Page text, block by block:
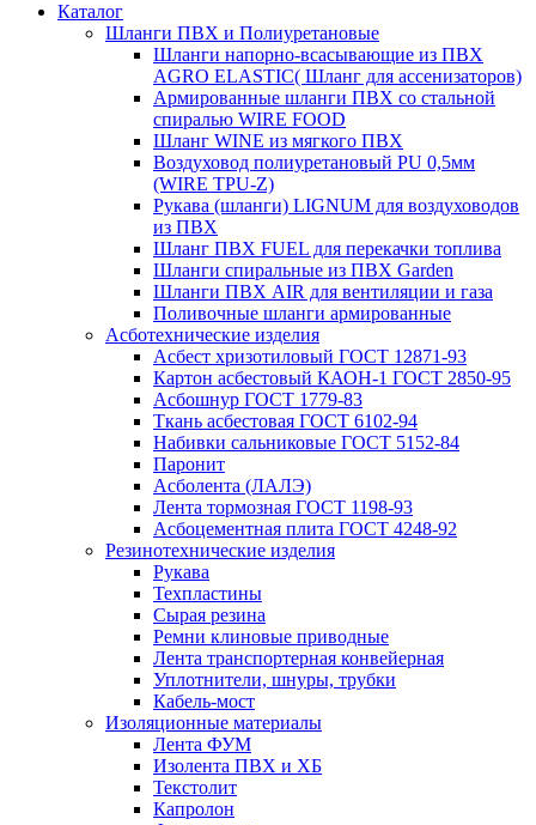
Каталог
Шланги ПВХ и Полиуретановые
Шланги напорно-всасывающие из ПВХ
AGRO ELASTIC( Шланг для ассенизаторов)
Армированные шланги ПВХ со стальной
спиралью WIRE FOOD
Шланг WINE из мягкого ПВХ
Воздуховод полиуретановый PU 0,5мм
(WIRE TPU-Z)
Рукава (шланги) LIGNUM для воздуховодов
из ПВХ
Шланг ПВХ FUEL для перекачки топлива
Шланги спиральные из ПВХ Garden
Шланги ПВХ AIR для вентиляции и газа
Поливочные шланги армированные
Асботехнические изделия
Асбест хризотиловый ГОСТ 12871-93
Картон aсбестовый КАОН-1 ГОСТ 2850-95
Асбошнур ГОСТ 1779-83
Ткань асбестовая ГОСТ 6102-94
Набивки сальниковые ГОСТ 5152-84
Паронит
Асболента (ЛАЛЭ)
Лента тормозная ГОСТ 1198-93
Асбоцементная плита ГОСТ 4248-92
Резинотехнические изделия
Рукава
Техпластины
Сырая резина
Ремни клиновые приводные
Лента транспортерная конвейерная
Уплотнители, шнуры, трубки
Кабель-мост
Изоляционные материалы
Лента ФУМ
Изолента ПВХ и ХБ
Текстолит
Капролон